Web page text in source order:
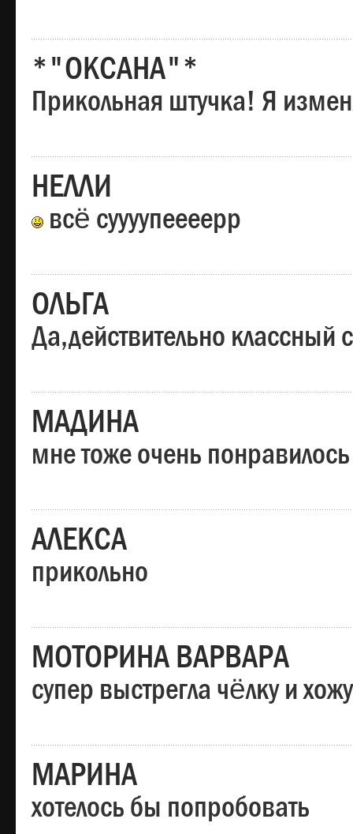
*"ОКСАНА"*
Прикольная штучка! Я
НЕЛЛИ
всё суууупеееерр
ОЛЬГА
Да,действительно классный
МАДИНА
мне тоже очень
АЛЕКСА
прикольно
МОТОРИНА ВАРВАРА
супер выстрегла чёлку и
МАРИНА
хотелось бы попробовать